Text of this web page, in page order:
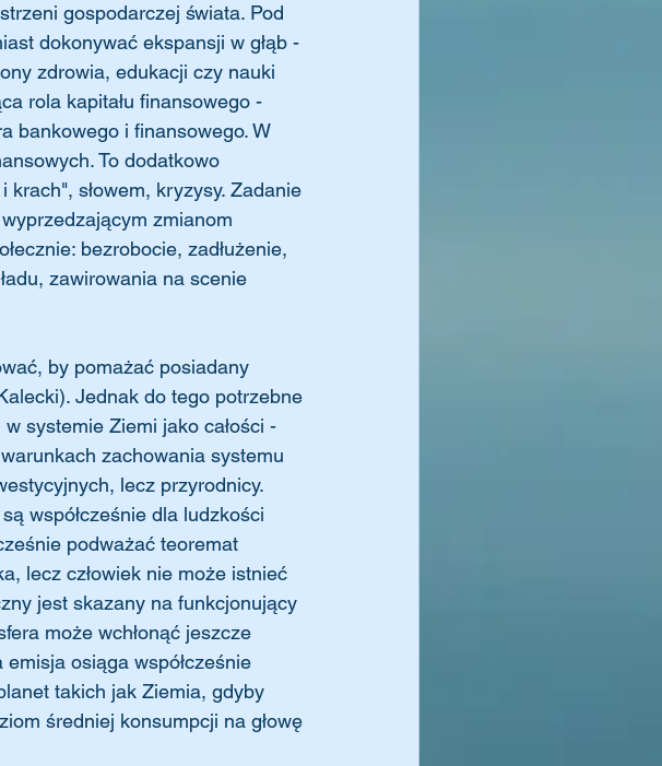
gospodarczej świata. Pod
dokonywać ekspansji w głąb -
zdrowia, edukacji czy nauki
rola kapitału finansowego -
bankowego i finansowego. W
To dodatkowo
słowem, kryzysy. Zadanie
zmianom
bezrobocie, zadłużenie,
zawirowania na scenie
by pomażać posiadany
Jednak do tego potrzebne
systemie Ziemi jako całości -
zachowania systemu
lecz przyrodnicy.
współcześnie dla ludzkości
podważać teoremat
lecz człowiek nie może istnieć
jest skazany na funkcjonujący
może wchłonąć jeszcze
osiąga współcześnie
takich jak Ziemia, gdyby
średniej konsumpcji na głowę